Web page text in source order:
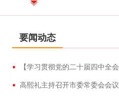
要闻动态
高熙礼主持召开市委常委会会议